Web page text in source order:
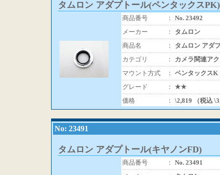
タムロン アダプトール(ペンタックスPK)
商品番号 ： No. 23492
メーカー
：
タムロン
商品名
：
タムロン アダ
カテゴリ
：
カメラ関連ア
マウント方式
： ペンタックスK
グレード
： ★★
価格
： \2,819 （税込
No: 23491
タムロン アダプトール(キヤノンFD)
商品番号 ： No. 23491